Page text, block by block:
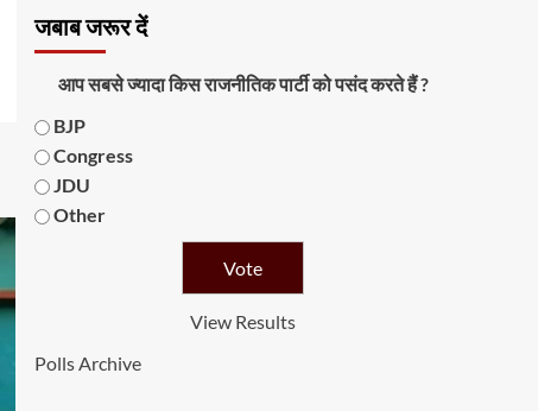
जबाब जरूर दें
आप सबसे ज्यादा किस राजनीतिक पार्टी को पसंद करते हैं ?
BJP
Congress
JDU
Other
View Results
Polls Archive